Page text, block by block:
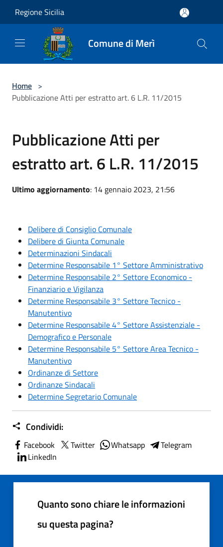
Regione Sicilia
Comune di Merì
Home >
Pubblicazione Atti per estratto art. 6 L.R. 11/2015
Pubblicazione Atti per
estratto art. 6 L.R. 11/2015
Ultimo aggiornamento: 14 gennaio 2023, 21:56
Delibere di Consiglio Comunale
Delibere di Giunta Comunale
Determinazioni Sindacali
Determine Responsabile 1° Settore Amministrativo
Determine Responsabile 2° Settore Economico -
Finanziario e Vigilanza
Determine Responsabile 3° Settore Tecnico -
Manutentivo
Determine Responsabile 4° Settore Assistenziale -
Demografico e Personale
Determine Responsabile 5° Settore Area Tecnico -
Manutentivo
Ordinanze di Settore
Ordinanze Sindacali
Determine Segretario Comunale
Condividi:
Facebook Twitter Whatsapp
Telegram
LinkedIn
Quanto sono chiare le informazioni
su questa pagina?